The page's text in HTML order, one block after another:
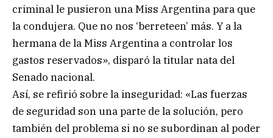
criminal le pusieron una Miss Argentina para que
la condujera. Que no nos ‘berreteen’ más. Y a la
hermana de la Miss Argentina a controlar los
gastos reservados», disparó la titular nata del
Senado nacional.
Así, se refirió sobre la inseguridad: «Las fuerzas
de seguridad son una parte de la solución, pero
también del problema si no se subordinan al poder